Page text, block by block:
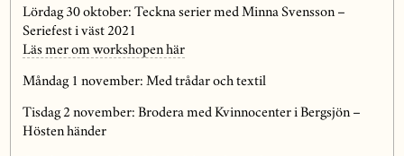
Lördag 30 oktober: Teckna serier med Minna Svensson –
Seriefest i väst 2021
Läs mer om workshopen här
Måndag 1 november: Med trådar och textil
Tisdag 2 november: Brodera med Kvinnocenter i Bergsjön –
Hösten händer